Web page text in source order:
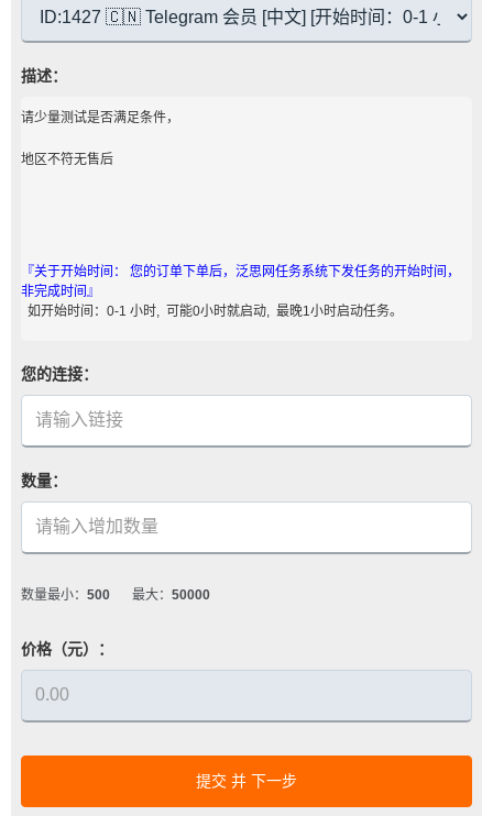
描述：
请少量测试是否满足条件，
地区不符无售后
『关于开始时间： 您的订单下单后，泛思网任务系统下发任务的开始时间，
非完成时间』
如开始时间：0-1 小时, 可能0小时就启动, 最晚1小时启动任务。
您的连接：
数量：
数量最小： 500 最大： 50000
价格（元）：
提交 并 下一步